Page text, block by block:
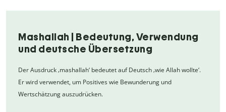
Mashallah | Bedeutung, Verwendung
und deutsche Übersetzung
Der Ausdruck ‚mashallah‘ bedeutet auf Deutsch ‚wie Allah wollte‘.
Er wird verwendet, um Positives wie Bewunderung und
Wertschätzung auszudrücken.